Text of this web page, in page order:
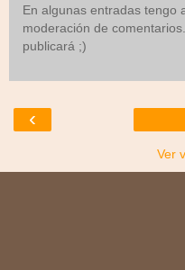
En algunas entradas tengo
moderación de
publicará ;)
‹
Ver